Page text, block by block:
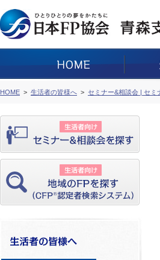
HOME 生活者の皆様へ セミナー&相談会 | セミ